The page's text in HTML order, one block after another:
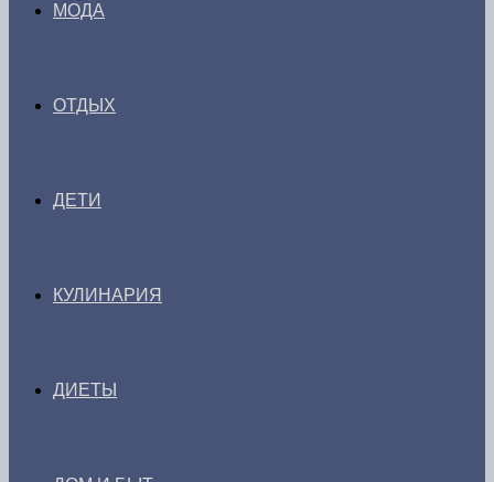
МОДА
ОТДЫХ
ДЕТИ
КУЛИНАРИЯ
ДИЕТЫ